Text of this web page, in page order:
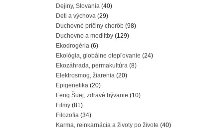
Dejiny, Slovania (40)
Deti a výchova (29)
Duchovné príčiny chorôb (98)
Duchovno a modlitby (129)
Ekodrogéria (6)
Ekológia, globálne otepľovanie (24)
Ekozáhrada, permakultúra (8)
Elektrosmog, žiarenia (20)
Epigenetika (20)
Feng Šuej, zdravé bývanie (10)
Filmy (81)
Filozofia (34)
Karma, reinkarnácia a životy po živote (40)